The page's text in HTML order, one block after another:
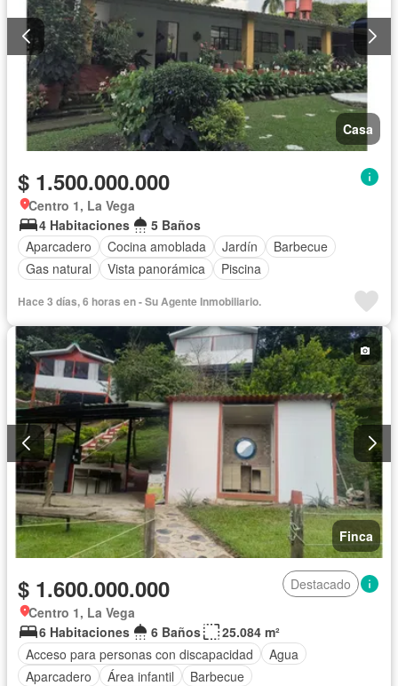
Casa
$ 1.500.000.000
Centro 1, La Vega
4 Habitaciones
5 Baños
Aparcadero
Cocina amoblada Jardín
Barbecue
Gas natural
Vista panorámica Piscina
Hace 3 días, 6 horas en - Su Agente Inmobiliario.
Finca
$ 1.600.000.000
Destacado
Centro 1, La Vega
6 Habitaciones
6 Baños
25.084 m²
Acceso para personas con discapacidad
Agua
Aparcadero
Área infantil
Barbecue